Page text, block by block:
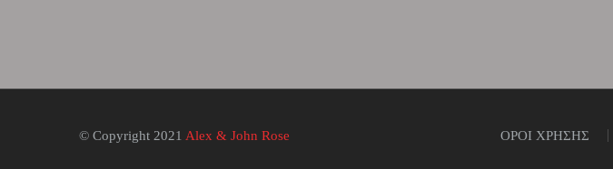
ΟΡΟΙ ΧΡΗΣΗΣ
© Copyright 2021 Alex & John Rose